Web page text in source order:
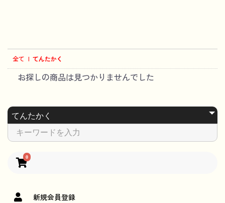
0
新規会員登録
全て | てんたかく
お探しの商品は見つかりませんでした